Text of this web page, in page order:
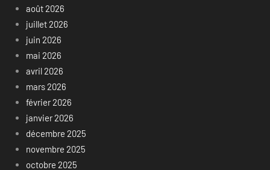
août 2026
juillet 2026
juin 2026
mai 2026
avril 2026
mars 2026
février 2026
janvier 2026
décembre 2025
novembre 2025
octobre 2025